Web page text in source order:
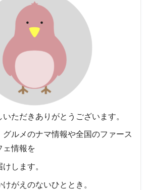
ただきありがとうございます。
グルメのナマ情報や全国のファース
ェ情報を
します。
がえのないひととき。